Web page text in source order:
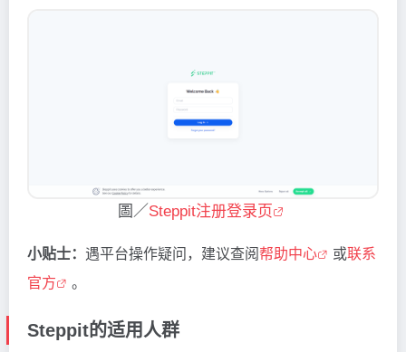
圖／Steppit注册登录页
小贴士： 遇平台操作疑问，建议查阅帮助中心 或联系
官方
。
Steppit的适用人群